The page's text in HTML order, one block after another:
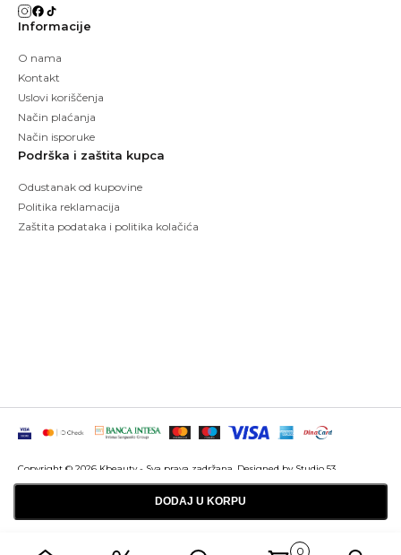
DODAJ U KORPU
0
Informacije
O nama
Kontakt
Uslovi koriščenja
Način plaćanja
Način isporuke
Podrška i zaštita kupca
Odustanak od kupovine
Politika reklamacija
Zaštita podataka i politika kolačića
Copyright © 2026 Kbeauty - Sva prava zadržana. Designed by Studio 53
Maintenanced by
Izrada sajtova SEO optimizacija